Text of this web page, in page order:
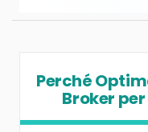
Perché
Broker